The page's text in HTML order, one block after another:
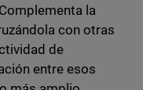
la
con otras
de
entre esos